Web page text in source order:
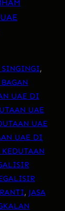
SINGINGI
UAE DI
UAE
UAE
UAE DI
, JASA